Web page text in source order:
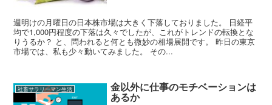
週明けの月曜日の日本株市場は大きく下落しておりました。 日経平
均で1,000円程度の下落は久々でしたが、これがトレンドの転換とな
りうるか？ と、問われると何とも微妙の相場展開です。 昨日の東京
市場では、私も少々動いてみました。 その...
社畜サラリーマン生活 金以外に仕事のモチベーションは
あるか